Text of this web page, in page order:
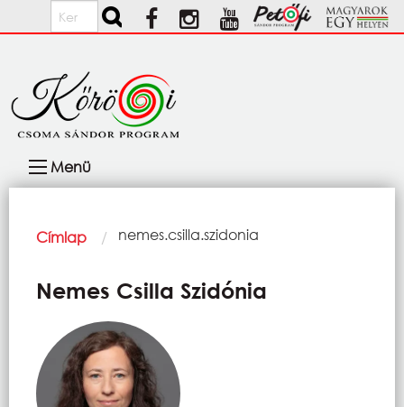
Ugrás a tartalomra
Keresés
navigáció
Menü
Morzsa
Címlap Current:
nemes.csilla.szidonia
Nemes Csilla Szidónia